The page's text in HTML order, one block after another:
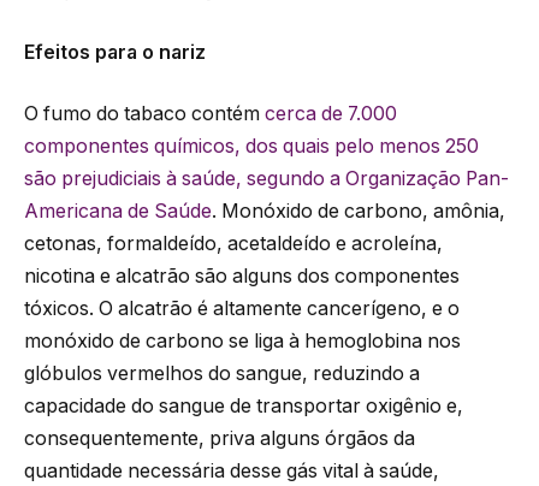
Efeitos para o nariz
O fumo do tabaco contém cerca de 7.000
componentes químicos, dos quais pelo menos 250
são prejudiciais à saúde, segundo a Organização Pan-
Americana de Saúde. Monóxido de carbono, amônia,
cetonas, formaldeído, acetaldeído e acroleína,
nicotina e alcatrão são alguns dos componentes
tóxicos. O alcatrão é altamente cancerígeno, e o
monóxido de carbono se liga à hemoglobina nos
glóbulos vermelhos do sangue, reduzindo a
capacidade do sangue de transportar oxigênio e,
consequentemente, priva alguns órgãos da
quantidade necessária desse gás vital à saúde,